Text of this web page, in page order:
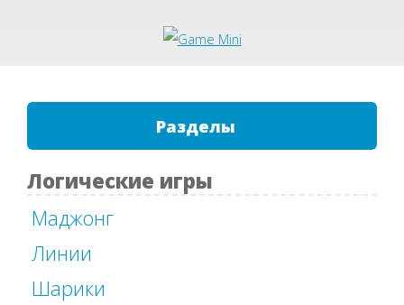
Разделы
Логические игры
Маджонг
Линии
Шарики